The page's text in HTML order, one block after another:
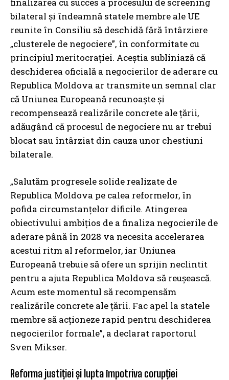
bilateral și îndeamnă statele membre ale UE
reunite în Consiliu să deschidă fără întârziere
„clusterele de negociere”, în conformitate cu
principiul meritocrației. Aceștia subliniază că
deschiderea oficială a negocierilor de aderare cu
Republica Moldova ar transmite un semnal clar
că Uniunea Europeană recunoaște și
recompensează realizările concrete ale țării,
adăugând că procesul de negociere nu ar trebui
blocat sau întârziat din cauza unor chestiuni
bilaterale.
„Salutăm progresele solide realizate de
Republica Moldova pe calea reformelor, în
pofida circumstanțelor dificile. Atingerea
obiectivului ambițios de a finaliza negocierile de
aderare până în 2028 va necesita accelerarea
acestui ritm al reformelor, iar Uniunea
Europeană trebuie să ofere un sprijin neclintit
pentru a ajuta Republica Moldova să reușească.
Acum este momentul să recompensăm
realizările concrete ale țării. Fac apel la statele
membre să acționeze rapid pentru deschiderea
negocierilor formale”, a declarat raportorul
Sven Mikser.
Reforma justiției și lupta împotriva corupției